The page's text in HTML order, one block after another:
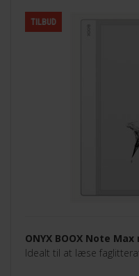
TILBUD
ONYX BOOX Note
Idealt til at læse